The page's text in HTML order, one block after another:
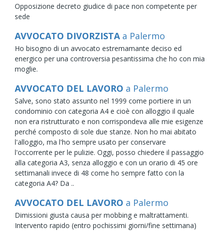
Opposizione decreto giudice di pace non competente per
sede
AVVOCATO DIVORZISTA a Palermo
Ho bisogno di un avvocato estremamante deciso ed
energico per una controversia pesantissima che ho con mia
moglie.
AVVOCATO DEL LAVORO a Palermo
Salve, sono stato assunto nel 1999 come portiere in un
condominio con categoria A4 e cioè con alloggio il quale
non era ristrutturato e non corrispondeva alle mie esigenze
perché composto di sole due stanze. Non ho mai abitato
l'alloggio, ma l'ho sempre usato per conservare
l'occorrente per le pulizie. Oggi, posso chiedere il passaggio
alla categoria A3, senza alloggio e con un orario di 45 ore
settimanali invece di 48 come ho sempre fatto con la
categoria A4? Da ..
AVVOCATO DEL LAVORO a Palermo
Dimissioni giusta causa per mobbing e maltrattamenti.
Intervento rapido (entro pochissimi giorni/fine settimana)